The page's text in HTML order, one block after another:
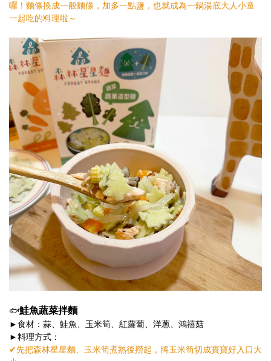
囉！麵條換成一般麵條，加多一點鹽，也就成為一鍋湯底大人小童
一起吃的料理啦～
🐟鮭魚蔬菜拌麵
►食材：蒜、鮭魚、玉米筍、紅蘿蔔、洋蔥、鴻禧菇
►料理方式：
✔︎先把森林星星麵、玉米筍煮熟後撈起，將玉米筍切成寶寶好入口大